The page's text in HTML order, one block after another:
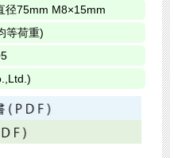
径75mm M8×15mm
等荷重)